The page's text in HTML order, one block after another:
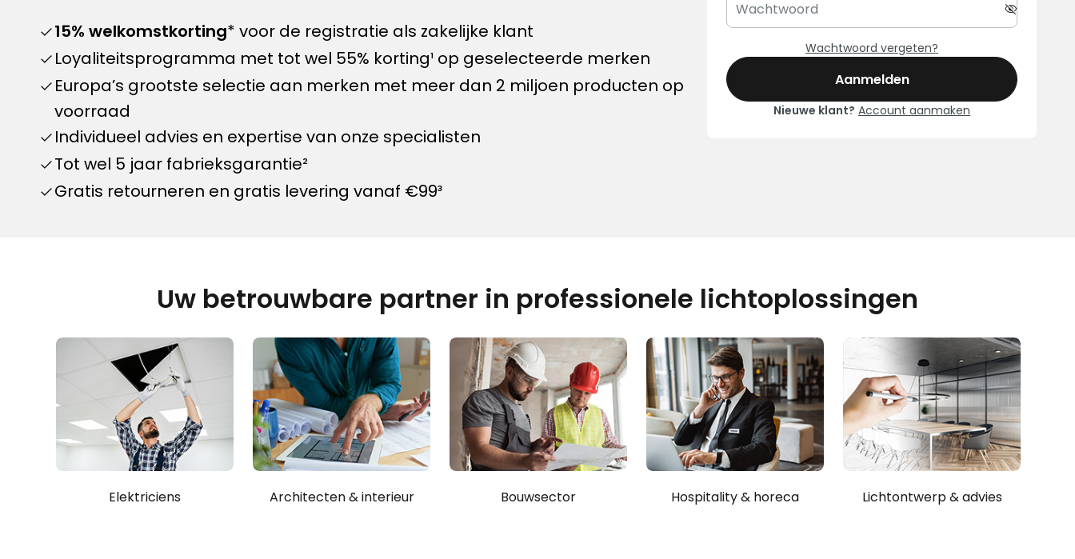
15% welkomstkorting* voor de registratie als zakelijke klant
Loyaliteitsprogramma met tot wel 55% korting¹ op geselecteerde merken
Europa’s grootste selectie aan merken met meer dan 2 miljoen producten op
voorraad
Individueel advies en expertise van onze specialisten
Tot wel 5 jaar fabrieksgarantie²
Gratis retourneren en gratis levering vanaf €99³
Wachtwoord vergeten?
Aanmelden
Nieuwe klant? Account aanmaken
Uw betrouwbare partner in professionele lichtoplossingen
Elektriciens Architecten & interieur Bouwsector Hospitality & horeca Lichtontwerp & advies